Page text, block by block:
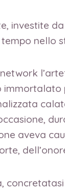
nello
aveva